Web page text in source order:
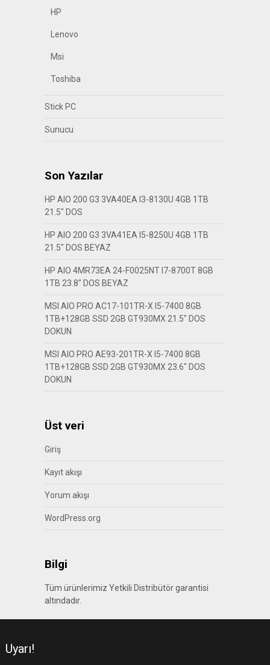
HP
Lenovo
Msi
Toshiba
Stick PC
Sunucu
Son Yazılar
HP AIO 200 G3 3VA40EA I3-8130U 4GB 1TB
21.5″ DOS
HP AIO 200 G3 3VA41EA I5-8250U 4GB 1TB
21.5″ DOS BEYAZ
HP AIO 4MR73EA 24-F0025NT I7-8700T 8GB
1TB 23.8″ DOS BEYAZ
MSI AIO PRO AC17-101TR-X I5-7400 8GB
1TB+128GB SSD 2GB GT930MX 21.5″ DOS
DOKUN
MSI AIO PRO AE93-201TR-X I5-7400 8GB
1TB+128GB SSD 2GB GT930MX 23.6″ DOS
DOKUN
Üst veri
Giriş
Kayıt akışı
Yorum akışı
WordPress.org
Bilgi
Tüm ürünlerimiz Yetkili Distribütör garantisi
altındadır.
Uyarı!